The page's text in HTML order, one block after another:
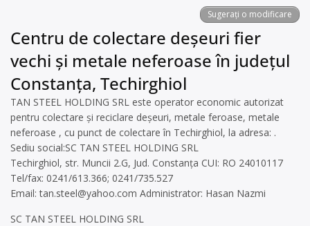
Sugerați o modificare
Centru de colectare deșeuri fier
vechi și metale neferoase în județul
Constanța, Techirghiol
TAN STEEL HOLDING SRL este operator economic autorizat
pentru colectare și reciclare deșeuri, metale feroase, metale
neferoase , cu punct de colectare în Techirghiol, la adresa: .
Sediu social:SC TAN STEEL HOLDING SRL
Techirghiol, str. Muncii 2.G, Jud. Constanța CUI: RO 24010117
Tel/fax: 0241/613.366; 0241/735.527
Email:tan.steel@yahoo.com Administrator: Hasan Nazmi
SC TAN STEEL HOLDING SRL